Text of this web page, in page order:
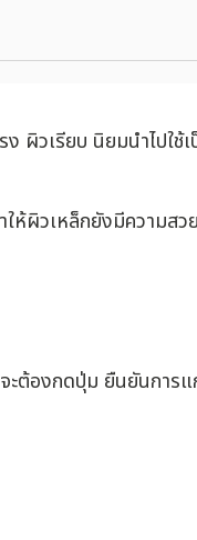
วเรียบ นิยมนำไปใช้เ
ห้ผิวเหล็กยังมีความส
ะต้องกดปุ่ม ยืนยันการ